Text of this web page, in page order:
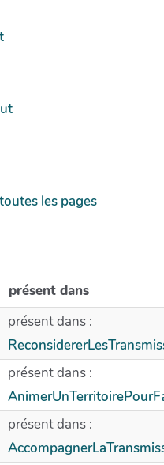
les pages
présent dans
présent dans :
présent dans :
présent dans :